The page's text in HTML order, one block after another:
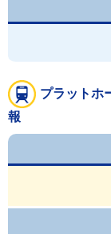
プラットホ
報